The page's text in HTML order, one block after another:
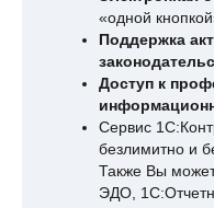
«одной
Поддержка
Доступ к
Сервис
безлимитно и
Также Вы
ЭДО,